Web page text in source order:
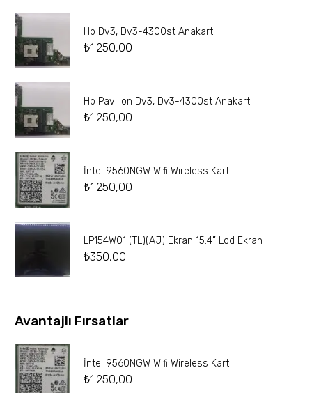
Hp Dv3, Dv3-4300st Anakart
₺1.250,00
Hp Pavilion Dv3, Dv3-4300st Anakart
₺1.250,00
İntel 9560NGW Wifi Wireless Kart
₺1.250,00
LP154W01 (TL)(AJ) Ekran 15.4” Lcd Ekran
₺350,00
Avantajlı Fırsatlar
İntel 9560NGW Wifi Wireless Kart
₺1.250,00